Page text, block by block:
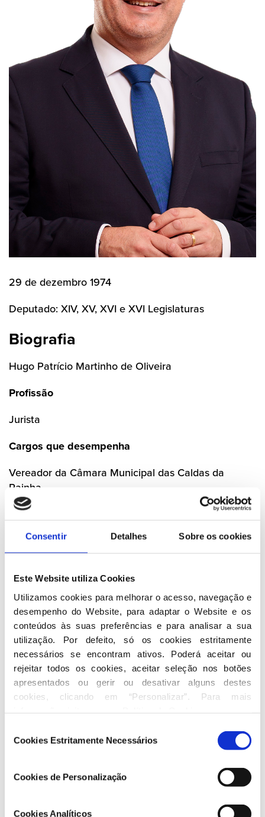
Consentir Detalhes Sobre os cookies
Este Website utiliza Cookies
Utilizamos cookies para melhorar o acesso, navegação e
desempenho do Website, para adaptar o Website e os
conteúdos às suas preferências e para analisar a sua
utilização. Por defeito, só os cookies estritamente
necessários se encontram ativos. Poderá aceitar ou
rejeitar todos os cookies, aceitar seleção nos botões
apresentados ou gerir ou desativar alguns destes
cookies, clicando em “Personalizar”. Para mais
deCookies Estritamente Necessários
Cookies de Personalização
Cookies Analíticos
29 de dezembro 1974
Deputado: XIV, XV, XVI e XVI Legislaturas
Biografia
Hugo Patrício Martinho de Oliveira
Profissão
Jurista
Cargos que desempenha
Vereador da Câmara Municipal das Caldas da
Rainha
Vice- Presidente da Associação de Termas de
Portugal
Presidente da Assembleia Geral da Associação
Príapo
Vice-Presidente da European Historic Thermal
Towns Association
Seguir nas redes sociais
Conheça a atividade de Hugo Patricio
No Parlamento